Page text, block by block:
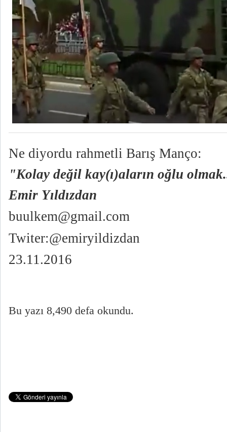
Ne diyordu rahmetli Barış Manço:
"Kolay değil kay(ı)aların oğlu
Emir Yıldızdan
buulkem@gmail.com
Twiter:@emiryildizdan
23.11.2016
Bu yazı 8,490 defa okundu.